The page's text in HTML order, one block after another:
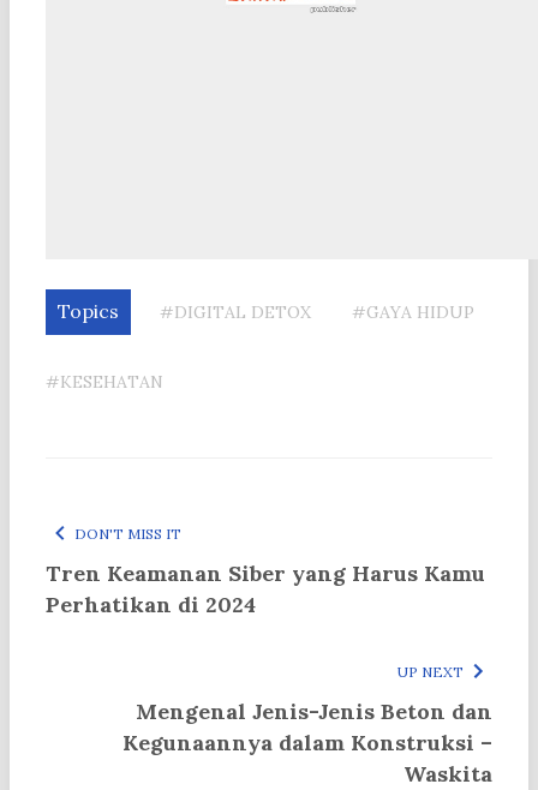
Topics #DIGITAL DETOX #GAYA HIDUP
#KESEHATAN
DON'T MISS IT
Tren Keamanan Siber yang Harus Kamu
Perhatikan di 2024
UP NEXT
Mengenal Jenis-Jenis Beton dan
Kegunaannya dalam Konstruksi –
Waskita